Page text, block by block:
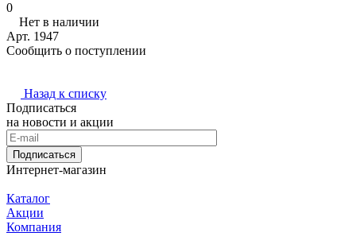
0
Нет в наличии
Арт. 1947
Сообщить о поступлении
Назад к списку
Подписаться
на новости и акции
Подписаться
Интернет-магазин
Каталог
Акции
Компания